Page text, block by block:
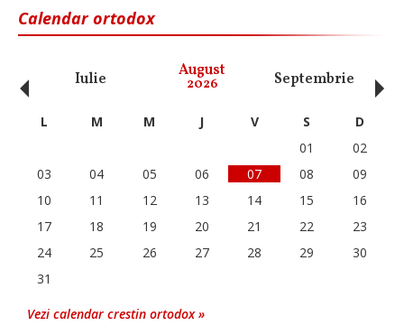
Calendar ortodox
Iulie August
2026 Septembrie
‹ L M M J V S
D
01
02
03
04 05 06 07 08
09
10
11 12 13 14 15
16
17
18 19 20 21 22
23
24
25 26 27 28 29
30
31
Vezi calendar crestin ortodox »